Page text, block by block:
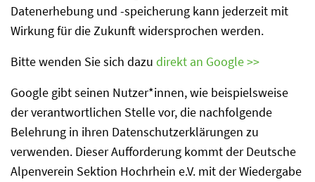
Datenerhebung und -speicherung kann jederzeit mit
Wirkung für die Zukunft widersprochen werden.
Bitte wenden Sie sich dazu direkt an Google >>
Google gibt seinen Nutzer*innen, wie beispielsweise
der verantwortlichen Stelle vor, die nachfolgende
Belehrung in ihren Datenschutzerklärungen zu
verwenden. Dieser Aufforderung kommt der Deutsche
Alpenverein Sektion Hochrhein e.V. mit der Wiedergabe